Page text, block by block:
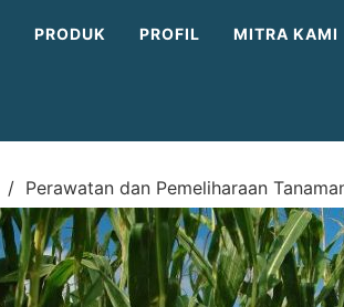
PRODUK PROFIL MITRA KAMI
Perawatan dan Pemeliharaan